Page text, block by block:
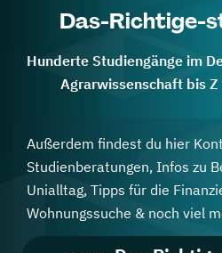
Das-Richtige-
Hunderte Studiengänge im
Agrarwissenschaft bis
Außerdem findest du hier
Studienberatungen, Infos zu
Unialltag, Tipps für die
Wohnungssuche & noch viel